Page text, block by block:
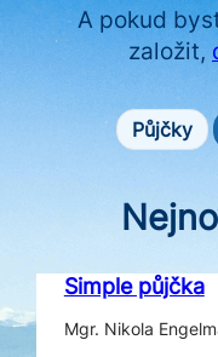
A pokud
založit,
Půjčky
Simple půjčka
Mgr. Nikola